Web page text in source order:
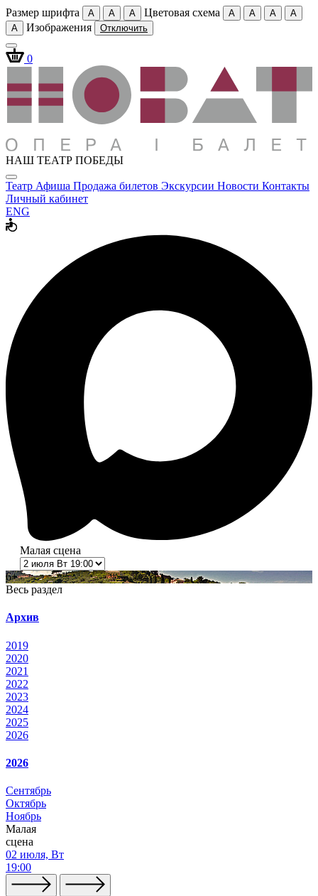
Размер шрифта A A A Цветовая схема A A A
A
A
Изображения Отключить
0
НАШ ТЕАТР ПОБЕДЫ
Театр Афиша Продажа билетов Экскурсии Новости Контакты
Личный кабинет
ENG
Малая сцена
6+
Весь раздел
Архив
2019
2020
2021
2022
2023
2024
2025
2026
2026
Сентябрь
Октябрь
Ноябрь
Малая
сцена
02 июля, Вт
19:00